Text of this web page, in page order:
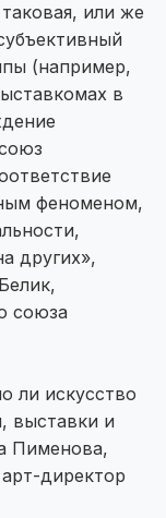
или же
(например,
в
феноменом,
других»,
союза
ли искусство
выставки и
Пименова,
директор